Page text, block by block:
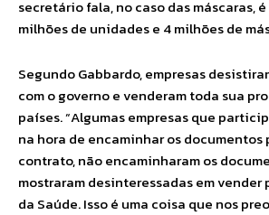
secretário fala, no caso das máscaras,
milhões de unidades e 4 milhões de
Segundo Gabbardo, empresas
com o governo e venderam toda sua
países. “Algumas empresas que
na hora de encaminhar os documentos
contrato, não encaminharam os
mostraram desinteressadas em
da Saúde. Isso é uma coisa que nos